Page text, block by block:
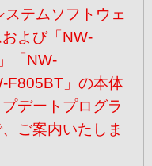
テムソフトウェ
よび「NW-
「NW-
F805BT」の本体
デートプログラ
ご案内いたしま